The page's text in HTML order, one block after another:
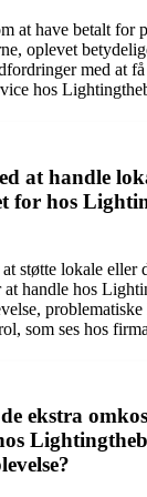
at have betalt for
oplevet
med at
hos
at handle
for hos
støtte lokale eller
handle hos
som ses hos
ekstra